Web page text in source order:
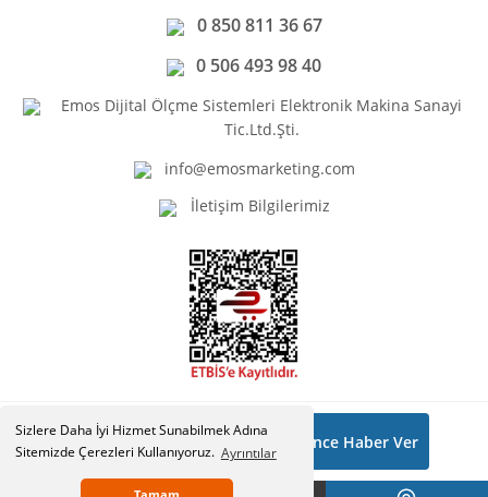
Sizlere Daha İyi Hizmet Sunabilmek Adına
Sitemizde Çerezleri Kullanıyoruz. Ayrıntılar
3.895,19 ₺ Gelince Haber Ver
0 850 811 36 67
0 506 493 98 40
Emos Dijital Ölçme Sistemleri Elektronik Makina Sanayi
Tic.Ltd.Şti.
info@emosmarketing.com
İletişim Bilgilerimiz
Copyright © Emosmarketing.com. Tüm hakları saklıdır.